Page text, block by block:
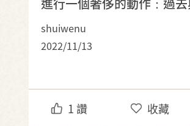
shuiwenu
2022/11/13
1讚 收藏